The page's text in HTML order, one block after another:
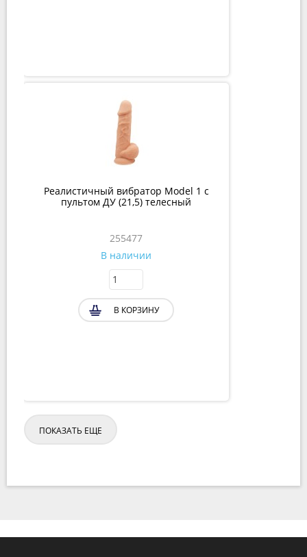
Реалистичный вибратор Model 1 с
пультом ДУ (21,5) телесный
255477
В наличии
В КОРЗИНУ
ПОКАЗАТЬ ЕЩЕ